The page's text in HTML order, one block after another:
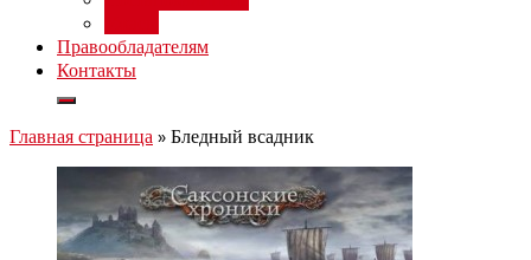
Правообладателям
Контакты
Главная страница » Бледный всадник